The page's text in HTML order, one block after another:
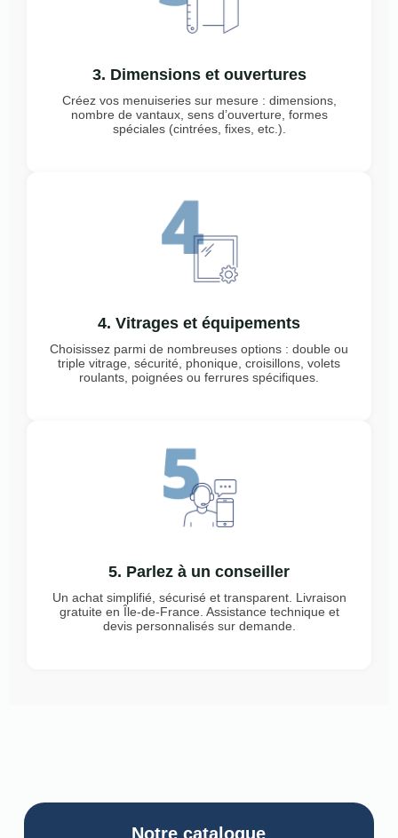
3. Dimensions et ouvertures
Créez vos menuiseries sur mesure : dimensions,
nombre de vantaux, sens d’ouverture, formes
spéciales (cintrées, fixes, etc.).
4. Vitrages et équipements
Choisissez parmi de nombreuses options : double ou
triple vitrage, sécurité, phonique, croisillons, volets
roulants, poignées ou ferrures spécifiques.
5. Parlez à un conseiller
Un achat simplifié, sécurisé et transparent. Livraison
gratuite en Île-de-France. Assistance technique et
devis personnalisés sur demande.
Notre catalogue